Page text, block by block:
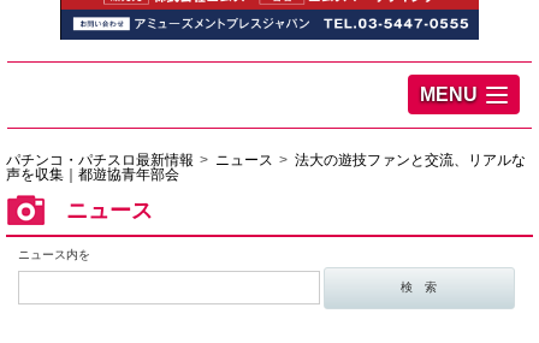
MENU
パチンコ・パチスロ最新情報 ニュース
法大の遊技ファンと交流、リアルな
声を収集｜都遊協青年部会
ニュース
ニュース内を